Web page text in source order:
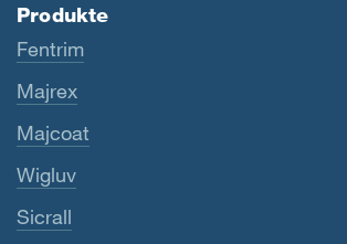
Produkte
Fentrim
Majrex
Majcoat
Wigluv
Sicrall